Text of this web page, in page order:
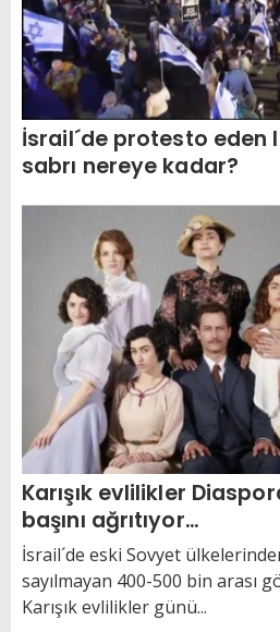
İsrail´de protesto eden
sabrı nereye kadar?
Karışık evlilikler
başını ağrıtıyor…
İsrail´de eski Sovyet
sayılmayan 400-500 bin arası
Karışık evlilikler günü...